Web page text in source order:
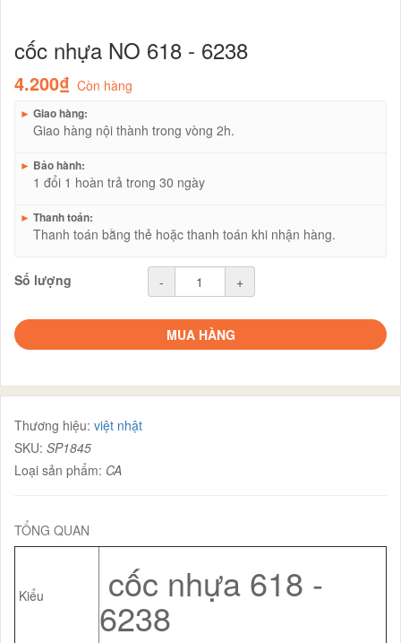
cốc nhựa NO 618 - 6238
4.200₫ Còn hàng
► Giao hàng:
Giao hàng nội thành trong vòng 2h.
► Bảo hành:
1 đổi 1 hoàn trả trong 30 ngày
► Thanh toán:
Thanh toán bằng thẻ hoặc thanh toán khi nhận hàng.
Số lượng - +
MUA HÀNG
Thương hiệu: việt nhật
SKU: SP1845
Loại sản phẩm: CA
TỔNG QUAN
Kiểu cốc nhựa 618 -
6238